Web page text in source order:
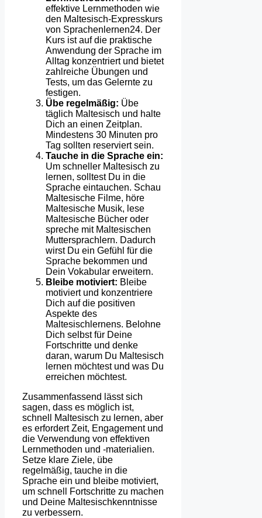
effektive Lernmethoden wie
den Maltesisch-Expresskurs
von Sprachenlernen24. Der
Kurs ist auf die praktische
Anwendung der Sprache im
Alltag konzentriert und bietet
zahlreiche Übungen und
Tests, um das Gelernte zu
festigen.
Übe regelmäßig: Übe
täglich Maltesisch und halte
Dich an einen Zeitplan.
Mindestens 30 Minuten pro
Tag sollten reserviert sein.
Tauche in die Sprache ein:
Um schneller Maltesisch zu
lernen, solltest Du in die
Sprache eintauchen. Schau
Maltesische Filme, höre
Maltesische Musik, lese
Maltesische Bücher oder
spreche mit Maltesischen
Muttersprachlern. Dadurch
wirst Du ein Gefühl für die
Sprache bekommen und
Dein Vokabular erweitern.
Bleibe motiviert: Bleibe
motiviert und konzentriere
Dich auf die positiven
Aspekte des
Maltesischlernens. Belohne
Dich selbst für Deine
Fortschritte und denke
daran, warum Du Maltesisch
lernen möchtest und was Du
erreichen möchtest.
Zusammenfassend lässt sich
sagen, dass es möglich ist,
schnell Maltesisch zu lernen, aber
es erfordert Zeit, Engagement und
die Verwendung von effektiven
Lernmethoden und -materialien.
Setze klare Ziele, übe
regelmäßig, tauche in die
Sprache ein und bleibe motiviert,
um schnell Fortschritte zu machen
und Deine Maltesischkenntnisse
zu verbessern.